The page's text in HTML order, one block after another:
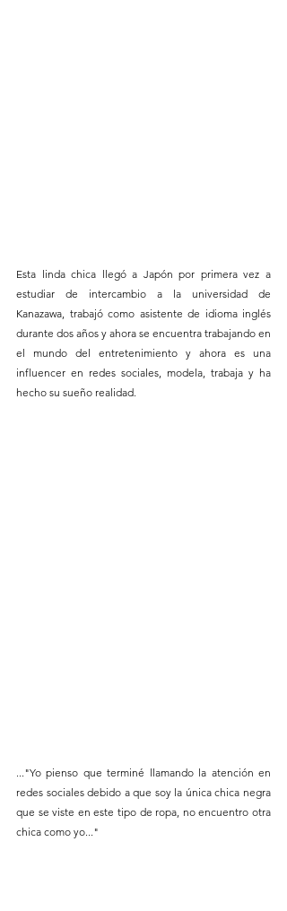
Esta linda chica llegó a Japón por primera vez a
estudiar de intercambio a la universidad de
Kanazawa, trabajó como asistente de idioma inglés
durante dos años y ahora se encuentra trabajando en
el mundo del entretenimiento y ahora es una
influencer en redes sociales, modela, trabaja y ha
hecho su sueño realidad.
..."Yo pienso que terminé llamando la atención en
redes sociales debido a que soy la única chica negra
que se viste en este tipo de ropa, no encuentro otra
chica como yo..."